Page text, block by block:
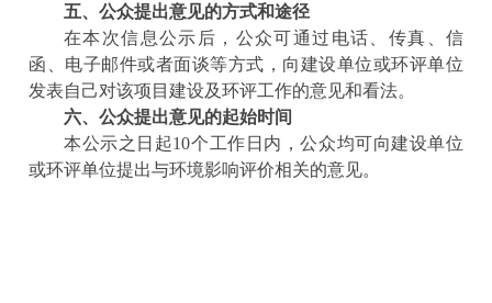
五、公众提出意见的方式和途径
在本次信息公示后，公众可通过电话、传真、信
函、电子邮件或者面谈等方式，向建设单位或环评单位
发表自己对该项目建设及环评工作的意见和看法。
六、公众提出意见的起始时间
本公示之日起10个工作日内 ，公众均可向建设单位
或环评单位提出与环境影响评价相关的意见。